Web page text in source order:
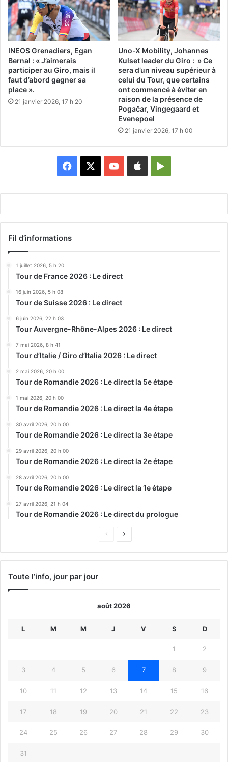
INEOS Grenadiers, Egan
Bernal : « J’aimerais
participer au Giro, mais il
faut d’abord gagner sa
place ».
21 janvier 2026, 17 h 20
Uno-X Mobility, Johannes
Kulset leader du Giro : » Ce
sera d’un niveau supérieur à
celui du Tour, que certains
ont commencé à éviter en
raison de la présence de
Pogačar, Vingegaard et
Evenepoel
21 janvier 2026, 17 h 00
Facebook YouTubeAppleGoogle
Fil d’informations
1 juillet 2026, 5 h 20
Tour de France 2026 : Le direct
16 juin 2026, 5 h 08
Tour de Suisse 2026 : Le direct
6 juin 2026, 22 h 03
Tour Auvergne-Rhône-Alpes 2026 : Le direct
7 mai 2026, 8 h 41
Tour d’Italie / Giro d’Italia 2026 : Le direct
2 mai 2026, 20 h 00
Tour de Romandie 2026 : Le direct la 5e étape
1 mai 2026, 20 h 00
Tour de Romandie 2026 : Le direct la 4e étape
30 avril 2026, 20 h 00
Tour de Romandie 2026 : Le direct la 3e étape
29 avril 2026, 20 h 00
Tour de Romandie 2026 : Le direct la 2e étape
28 avril 2026, 20 h 00
Tour de Romandie 2026 : Le direct la 1e étape
27 avril 2026, 21 h 04
Tour de Romandie 2026 : Le direct du prologue
Page
Page
Toute l’info, jour par jour
août 2026
L M M J V S D
1 2
3 4 5 6 7 8 9
10 11 12 13 14 15 16
17 18 19 20 21 22 23
24 25 26 27 28 29 30
31